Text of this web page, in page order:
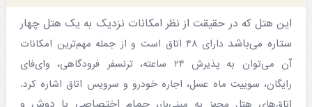
لحظه
آخری
جاذبه‌های
این هتل که در حقیقت از نظر امکانات نزدیک به یک هتل چهار
ستاره می‌باشد
دارای ۴۸ اتاق است و از جمله مهم‌ترین امکانات
آن می‌توان به پذیرش ۲۴ ساعته، ترنسفر فرودگاهی، وای‌فای
رایگان، سوییت ماه عسل، اجاره خودرو و سرویس اتاق اشاره کرد.